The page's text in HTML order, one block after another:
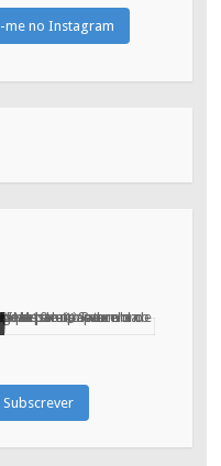
me no Instagram
Subscrever